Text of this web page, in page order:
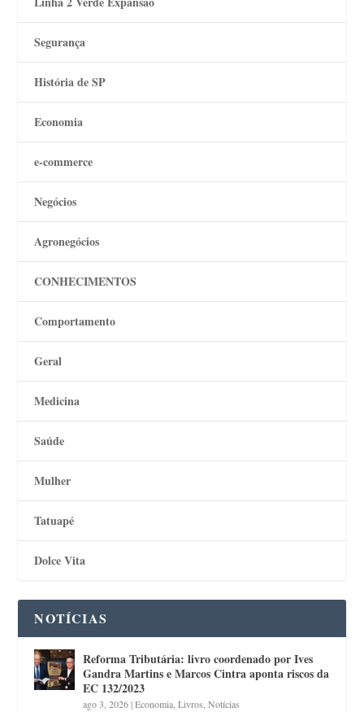
Segurança
História de SP
Economia
e-commerce
Negócios
Agronegócios
CONHECIMENTOS
Comportamento
Geral
Medicina
Saúde
Mulher
Tatuapé
Dolce Vita
NOTÍCIAS
Reforma Tributária: livro coordenado por Ives
Gandra Martins e Marcos Cintra aponta riscos da
EC 132/2023
ago 3, 2026|Economia ,Livros ,Notícias